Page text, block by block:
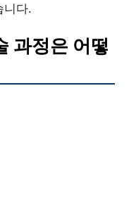
니다.
과정은 어떻